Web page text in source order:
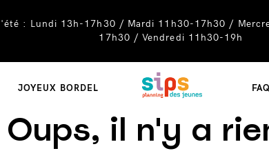
: Lundi 13h-17h30 / Mardi 11h30-17h30 /
17h30 / Vendredi 11h30-19h
JOYEUX BORDEL
FAQ
Oups, il n'y a